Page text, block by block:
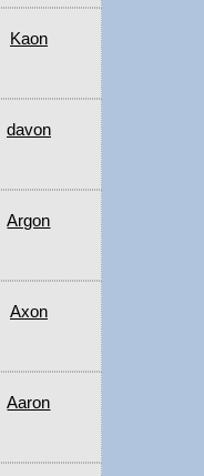
Kaon
davon
Argon
Axon
Aaron